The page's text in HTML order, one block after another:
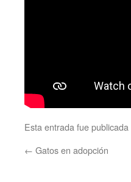
Esta entrada fue publicada
← Gatos en adopción